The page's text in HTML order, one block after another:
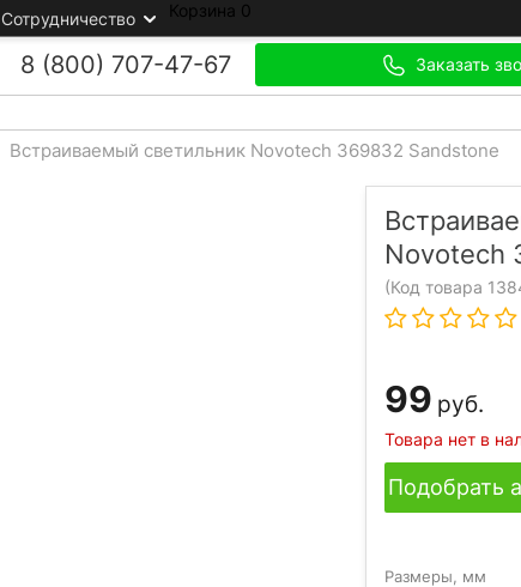
Сотрудничество Корзина 0
8 (800) 707-47-67 Заказать
Встраиваемый светильник Novotech 369832 Sandstone
Novotech
(Код товара
99 руб.
Товара нет в
Подобрать
Размеры, мм